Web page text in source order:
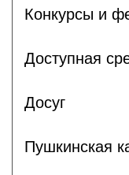
Конкурсы и
Доступная
Досуг
Пушкинская